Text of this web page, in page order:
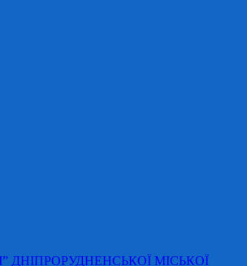
ДНІПРОРУДНЕНСЬКОЇ МІСЬКОЇ